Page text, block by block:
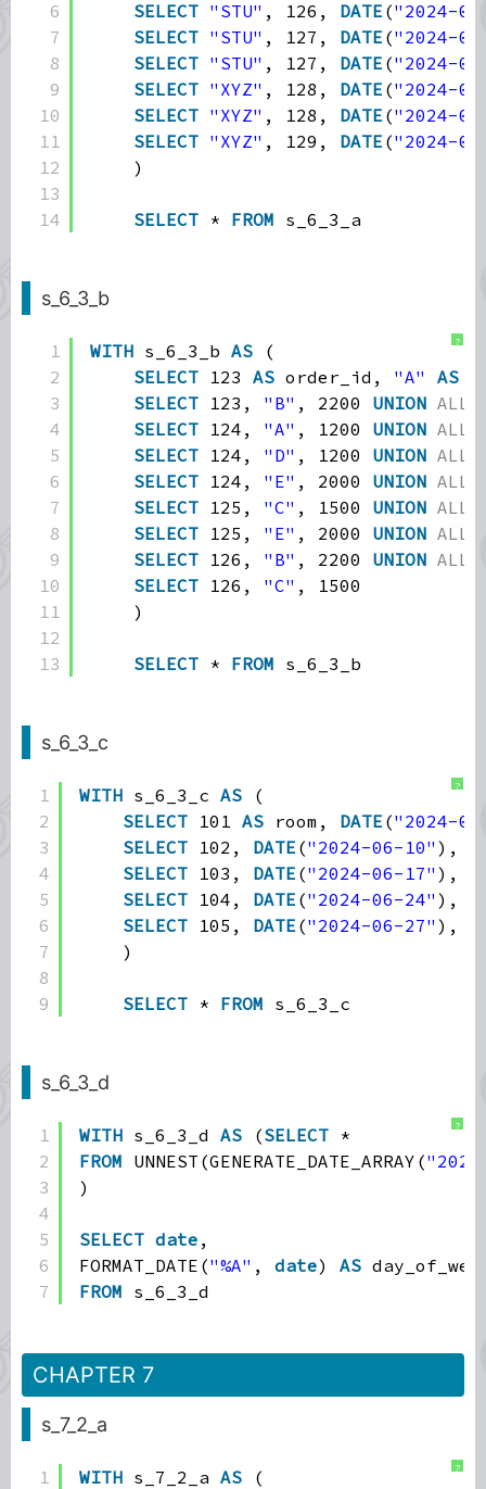
6
7
8
9
10
11
12
13
14
SELECT "STU" , 126, DATE ("2024-
SELECT "STU" , 127, DATE ("2024-
SELECT "STU" , 127, DATE ("2024-
SELECT "XYZ" , 128, DATE ("2024-
SELECT "XYZ" , 128, DATE ("2024-
SELECT "XYZ" , 129, DATE ("2024-
)
SELECT * FROM s_6_3_a
s_6_3_b
?
1
2
3
4
5
6
7
8
9
10
11
12
13
WITH s_6_3_b AS
(
SELECT 123 AS order_id, "A" AS
SELECT 123, "B" , 2200 UNION ALL
SELECT 124, "A" , 1200 UNION ALL
SELECT 124, "D" , 1200 UNION ALL
SELECT 124, "E" , 2000 UNION ALL
SELECT 125, "C" , 1500 UNION ALL
SELECT 125, "E" , 2000 UNION ALL
SELECT 126, "B" , 2200 UNION ALL
SELECT 126, "C" , 1500
)
SELECT * FROM s_6_3_b
s_6_3_c
?
1
2
3
4
5
6
7
8
9
WITH s_6_3_c AS
(
SELECT 101 AS room, DATE ("2024-
SELECT 102, DATE ("2024-06-10" ),
SELECT 103, DATE ("2024-06-17" ),
SELECT 104, DATE ("2024-06-24" ),
SELECT 105, DATE ("2024-06-27" ),
)
SELECT * FROM s_6_3_c
s_6_3_d
?
1
2
3
4
5
6
7
WITH s_6_3_d AS (SELECT *
FROM UNNEST(GENERATE_DATE_ARRAY(
)
SELECT date ,
FORMAT_DATE("%A" , date) AS
FROM s_6_3_d
CHAPTER 7
s_7_2_a
?
1
WITH s_7_2_a AS
(